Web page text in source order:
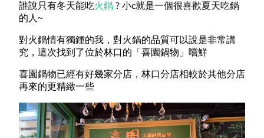
誰說只有冬天能吃火鍋 ? 小c就是一個很喜歡夏天吃鍋
的人 ~
對火鍋情有獨鍾的我，對火鍋的品質可以說是非常講
究， 這次找到了位於林口的「喜園鍋物」嚐鮮
喜園鍋物已經有好幾家分店，林口分店相較於其他分店
再來的更精緻一些